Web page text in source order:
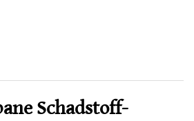
Schadstoff-